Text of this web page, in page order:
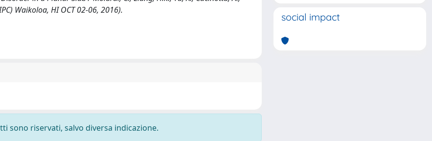
Waikoloa, HI OCT 02-06, 2016).
sono riservati, salvo diversa indicazione.
social impact